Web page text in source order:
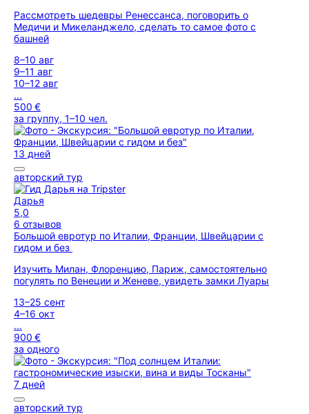
Рассмотреть шедевры Ренессанса, поговорить о
Медичи и Микеланджело, сделать то самое фото с
башней
8–10 авг
9–11 авг
10–12 авг
...
500 €
за группу, 1–10 чел.
13 дней
авторский тур
Дарья
5,0
6 отзывов
Большой евротур по Италии, Франции, Швейцарии с
гидом и без
Изучить Милан, Флоренцию, Париж, самостоятельно
погулять по Венеции и Женеве, увидеть замки Луары
13–25 сент
4–16 окт
...
900 €
за одного
7 дней
авторский тур